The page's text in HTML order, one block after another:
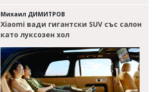
Михаил ДИМИТРОВ
Xiaomi вади гигантски SUV със салон
като луксозен хол